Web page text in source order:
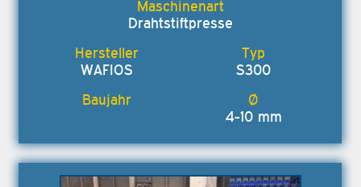
Drahtstiftpresse
WAFIOS S300
4-10 mm